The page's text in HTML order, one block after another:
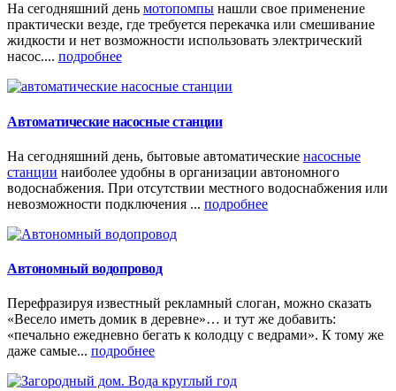
На сегодняшний день мотопомпы нашли свое применение
практически везде, где требуется перекачка или смешивание
жидкости и нет возможности использовать электрический
насос.... подробнее
Автоматические насосные станции
На сегодняшний день, бытовые автоматические насосные
станции наиболее удобны в организации автономного
водоснабжения. При отсутствии местного водоснабжения или
невозможности подключения ... подробнее
Автономный водопровод
Перефразируя известный рекламный слоган, можно сказать
«Весело иметь домик в деревне»… и тут же добавить:
«печально ежедневно бегать к колодцу с ведрами». К тому же
даже самые... подробнее